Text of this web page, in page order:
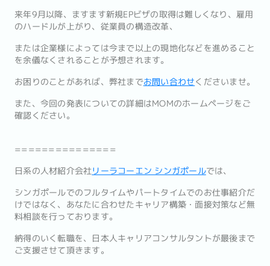
来年9月以降、ますます新規EPビザの取得は難しくなり、雇用
のハードルが上がり、従業員の構造改革、
または企業様によっては今まで以上の現地化などを進めること
を余儀なくされることが予想されます。
お困りのことがあれば、弊社までお問い合わせくださいませ。
また、今回の発表についての詳細はMOMのホームページをご
確認ください。
===============
日系の人材紹介会社リーラコーエン シンガポールでは、
シンガポールでのフルタイムやパートタイムでのお仕事紹介だ
けではなく、あなたに合わせたキャリア構築・ 面接対策など無
料相談を行っております。
納得のいく転職を、 日本人キャリアコンサルタントが最後まで
ご支援させて頂きます。